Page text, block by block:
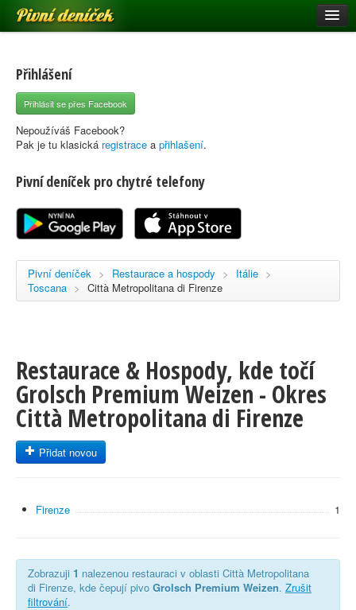
Pivní deníček
Pivní mapa
Pivní značky
Nápověda
Registrace
Přihlášení
Přihlásit se přes Facebook
Nepoužíváš Facebook?
Pak je tu klasická registrace a přihlašení.
Pivní deníček pro chytré telefony
Pivní deníček > Restaurace a hospody > Itálie >
Toscana > Città Metropolitana di Firenze
Restaurace & Hospody, kde točí
Grolsch Premium Weizen - Okres
Città Metropolitana di Firenze
Přidat novou
Firenze 1
Zobrazuji 1 nalezenou restauraci v oblasti Città Metropolitana
di Firenze, kde čepují pivo Grolsch Premium Weizen. Zrušit
filtrování.